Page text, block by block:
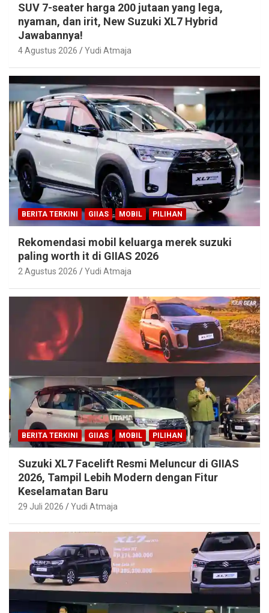
SUV 7-seater harga 200 jutaan yang lega,
nyaman, dan irit, New Suzuki XL7 Hybrid
Jawabannya!
4 Agustus 2026 Yudi Atmaja
BERITA TERKINI GIIAS MOBIL PILIHAN
Rekomendasi mobil keluarga merek suzuki
paling worth it di GIIAS 2026
2 Agustus 2026 Yudi Atmaja
BERITA TERKINI GIIAS MOBIL PILIHAN
Suzuki XL7 Facelift Resmi Meluncur di GIIAS
2026, Tampil Lebih Modern dengan Fitur
Keselamatan Baru
29 Juli 2026 Yudi Atmaja